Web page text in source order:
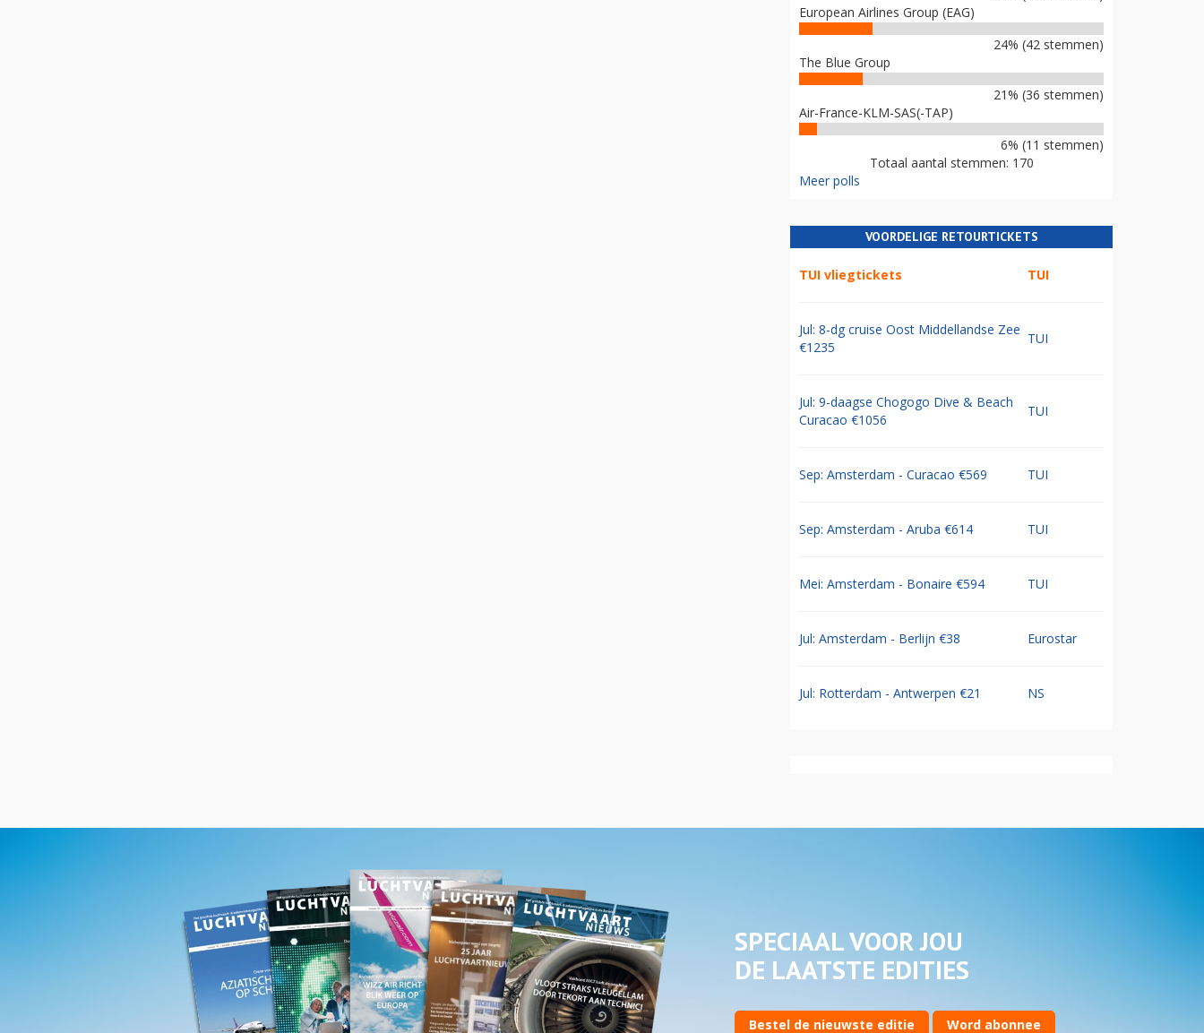
European Airlines Group (EAG)
24% (42 stemmen)
The Blue Group
21% (36 stemmen)
Air-France-KLM-SAS(-TAP)
6% (11 stemmen)
Totaal aantal stemmen: 170
Meer polls
VOORDELIGE RETOURTICKETS
TUI vliegtickets TUI
Jul: 8-dg cruise Oost Middellandse Zee
€1235
TUI
Jul: 9-daagse Chogogo Dive & Beach
Curacao €1056
TUI
Sep: Amsterdam - Curacao €569 TUI
Sep: Amsterdam - Aruba €614 TUI
Mei: Amsterdam - Bonaire €594 TUI
Jul: Amsterdam - Berlijn €38 Eurostar
Jul: Rotterdam - Antwerpen €21 NS
SPECIAAL VOOR JOU
DE LAATSTE EDITIES
Bestel de nieuwste editie Word abonnee